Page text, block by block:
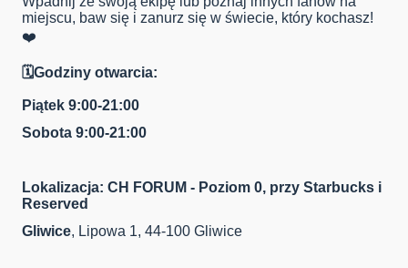
miejscu, baw się i zanurz się w świecie, który kochasz!
❤️
🗓️Godziny otwarcia:
Piątek 9:00-21:00
Sobota 9:00-21:00
Lokalizacja: CH FORUM - Poziom 0, przy Starbucks i
Reserved
Gliwice, Lipowa 1, 44-100 Gliwice